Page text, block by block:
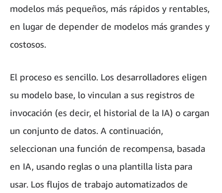
modelos más pequeños, más rápidos y rentables,
en lugar de depender de modelos más grandes y
costosos.
El proceso es sencillo. Los desarrolladores eligen
su modelo base, lo vinculan a sus registros de
invocación (es decir, el historial de la IA) o cargan
un conjunto de datos. A continuación,
seleccionan una función de recompensa, basada
en IA, usando reglas o una plantilla lista para
usar. Los flujos de trabajo automatizados de